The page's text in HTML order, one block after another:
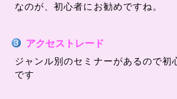
なのが、初心者にお勧めですね。
アクセストレード
ジャンル別のセミナーがあるので初
です